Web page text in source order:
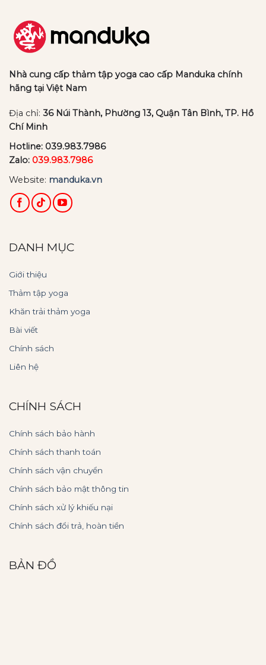
Nhà cung cấp thảm tập yoga cao cấp Manduka chính
hãng tại Việt Nam
Địa chỉ: 36 Núi Thành, Phường 13, Quận Tân Bình, TP. Hồ
Chí Minh
Hotline: 039.983.7986
Zalo: 039.983.7986
Website: manduka.vn
DANH MỤC
Giới thiệu
Thảm tập yoga
Khăn trải thảm yoga
Bài viết
Chính sách
Liên hệ
CHÍNH SÁCH
Chính sách bảo hành
Chính sách thanh toán
Chính sách vận chuyển
Chính sách bảo mật thông tin
Chính sách xử lý khiếu nại
Chính sách đổi trả, hoàn tiền
BẢN ĐỒ